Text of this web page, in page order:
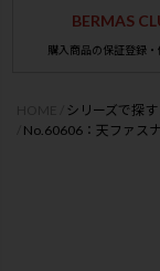
BERMAS
購入商品の保証登録
シリーズで探す
No.60606：天ファス